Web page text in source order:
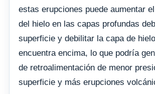
estas erupciones puede aumentar
del hielo en las capas profundas
superficie y debilitar la capa de
encuentra encima, lo que podría
de retroalimentación de menor
superficie y más erupciones